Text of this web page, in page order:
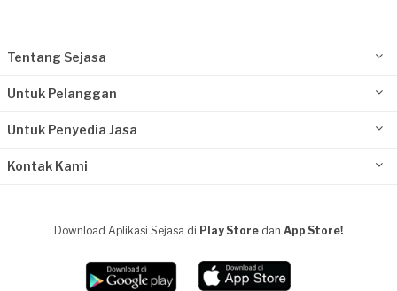
Tentang Sejasa
Untuk Pelanggan
Untuk Penyedia Jasa
Kontak Kami
Download Aplikasi Sejasa di Play Store dan App Store!